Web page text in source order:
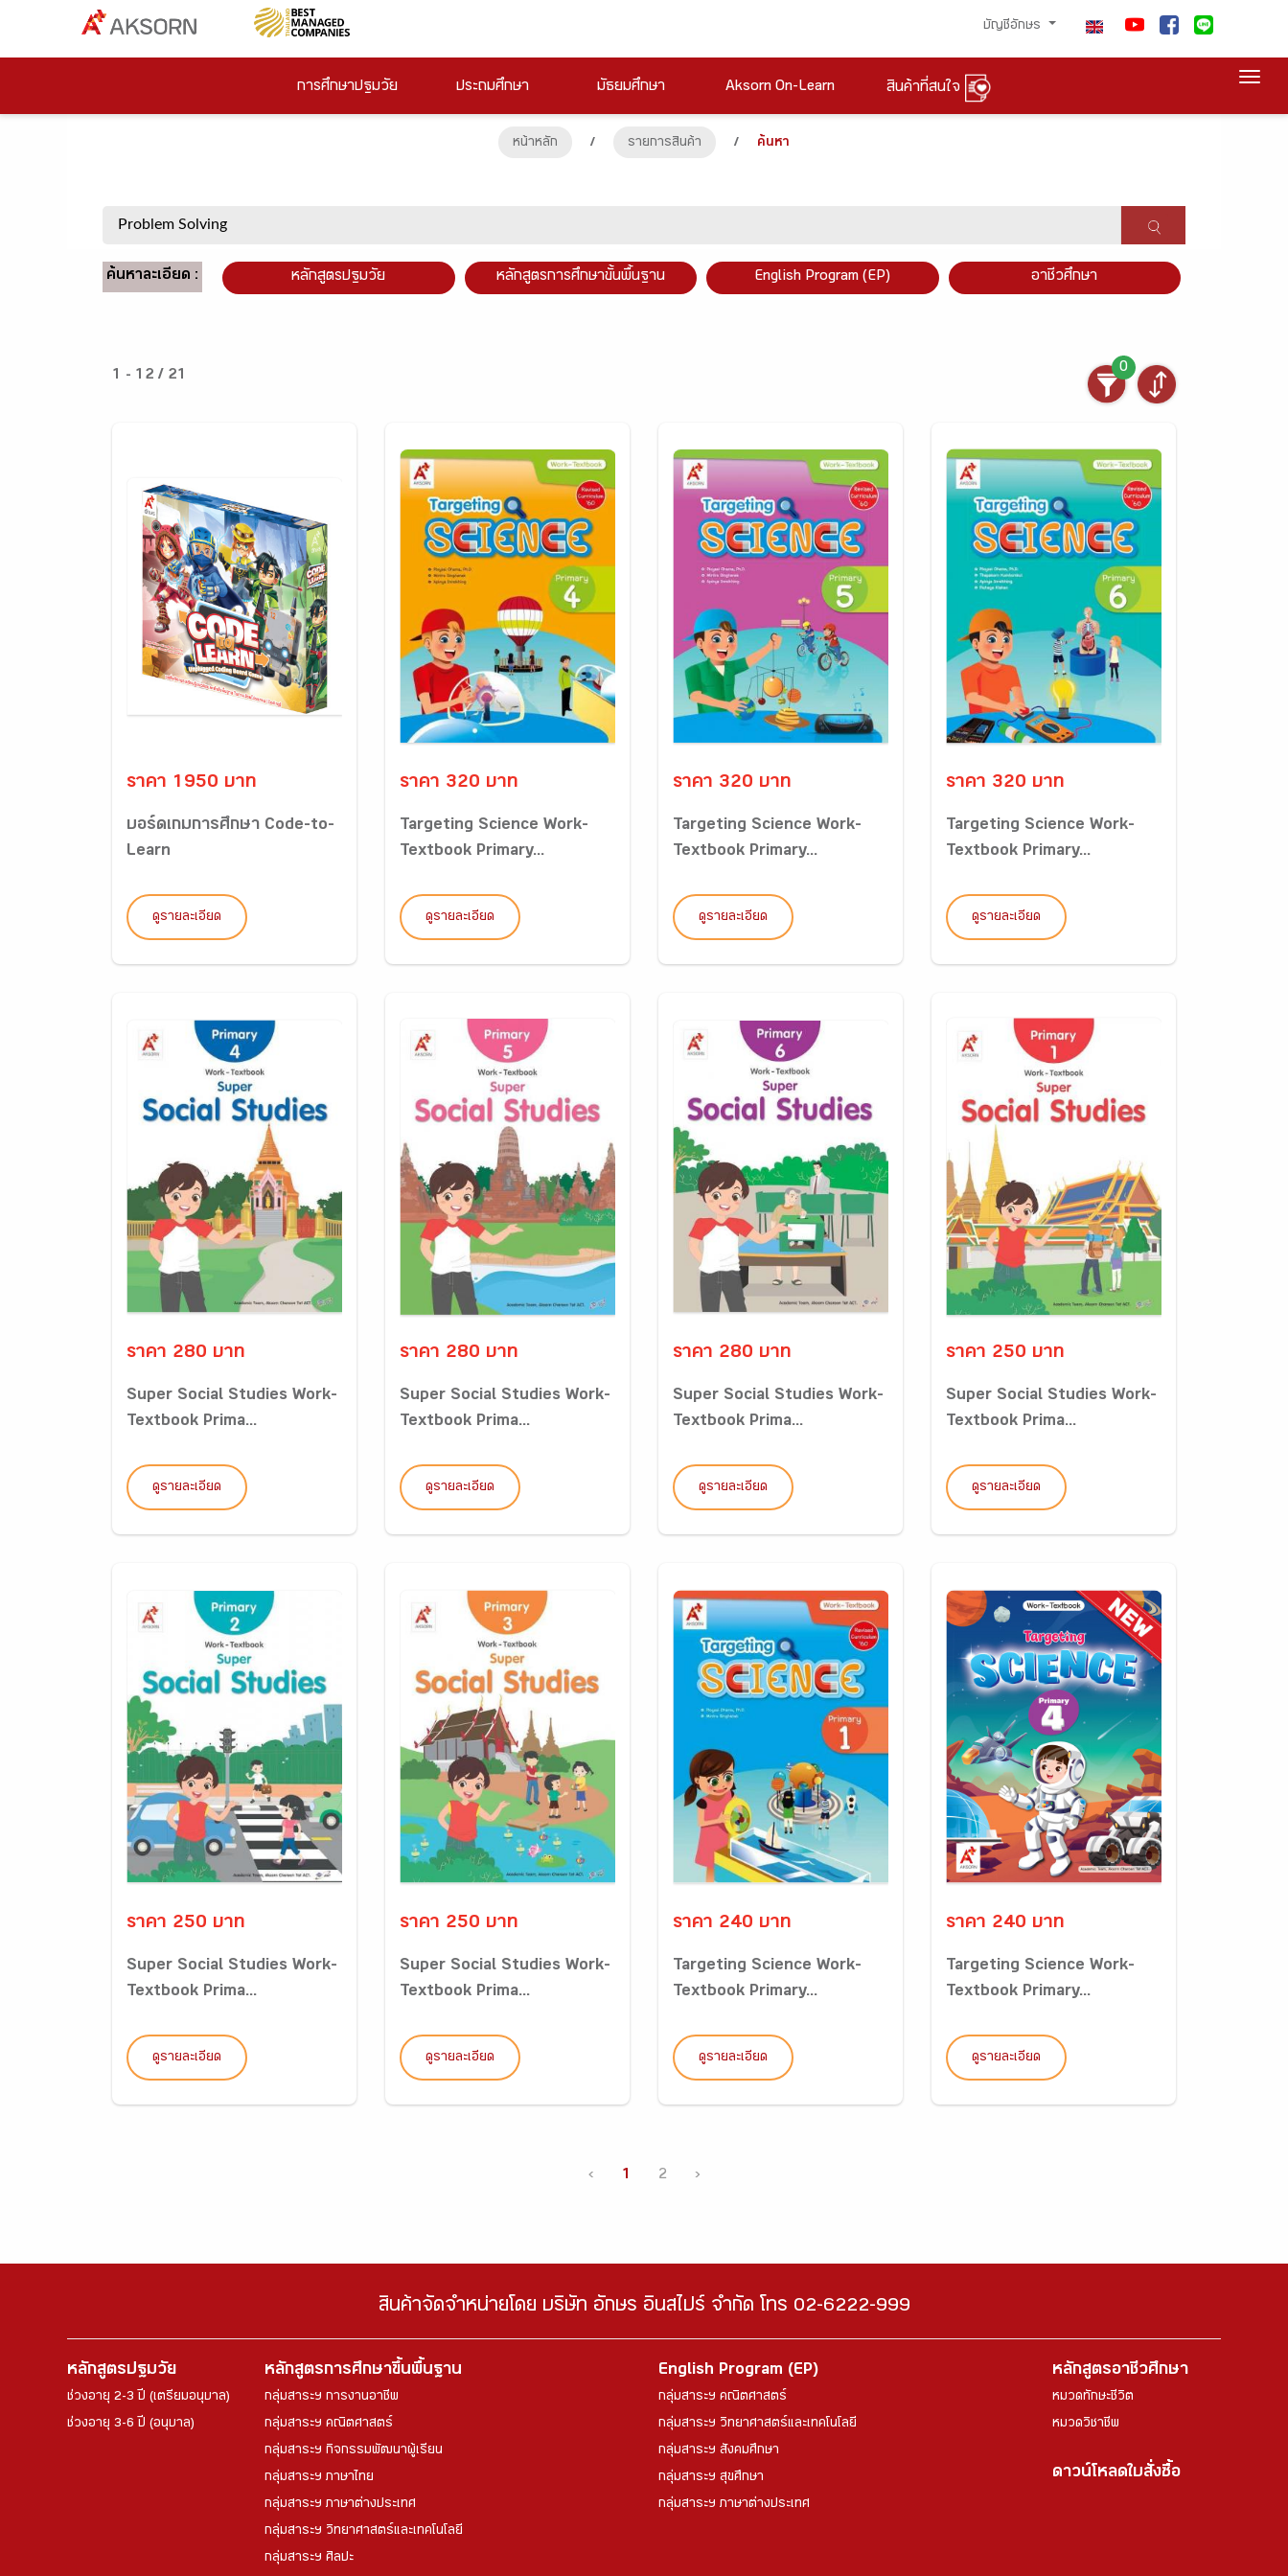
บัญชีอักษร
การศึกษาปฐมวัย ประถมศึกษา มัธยมศึกษา Aksorn On-Learn สินค้าที่สนใจ
หน้าหลัก / รายการสินค้า / ค้นหา
ค้นหาละเอียด : หลักสูตรปฐมวัย หลักสูตรการศึกษาขั้นพื้นฐาน English Program (EP) อาชีวศึกษา
1 - 12 / 21
0
ราคา 1950 บาท
บอร์ดเกมการศึกษา Code-to-
Learn
ดูรายละเอียด
ราคา 320 บาท
Targeting Science Work-
Textbook Primary...
ดูรายละเอียด
ราคา 320 บาท
Targeting Science Work-
Textbook Primary...
ดูรายละเอียด
ราคา 320 บาท
Targeting Science Work-
Textbook Primary...
ดูรายละเอียด
ราคา 280 บาท
Super Social Studies Work-
Textbook Prima...
ดูรายละเอียด
ราคา 280 บาท
Super Social Studies Work-
Textbook Prima...
ดูรายละเอียด
ราคา 280 บาท
Super Social Studies Work-
Textbook Prima...
ดูรายละเอียด
ราคา 250 บาท
Super Social Studies Work-
Textbook Prima...
ดูรายละเอียด
ราคา 250 บาท
Super Social Studies Work-
Textbook Prima...
ดูรายละเอียด
ราคา 250 บาท
Super Social Studies Work-
Textbook Prima...
ดูรายละเอียด
ราคา 240 บาท
Targeting Science Work-
Textbook Primary...
ดูรายละเอียด
ราคา 240 บาท
Targeting Science Work-
Textbook Primary...
ดูรายละเอียด
‹ 1 2 ›
สินค้าจัดจำหน่ายโดย บริษัท อักษร อินสไปร์ จำกัด โทร 02-6222-999
หลักสูตรปฐมวัย
ช่วงอายุ 2-3 ปี (เตรียมอนุบาล)
ช่วงอายุ 3-6 ปี (อนุบาล)
หลักสูตรการศึกษาขึ้นพื้นฐาน
กลุ่มสาระฯ การงานอาชีพ
กลุ่มสาระฯ คณิตศาสตร์
กลุ่มสาระฯ กิจกรรมพัฒนาผู้เรียน
กลุ่มสาระฯ ภาษาไทย
กลุ่มสาระฯ ภาษาต่างประเทศ
กลุ่มสาระฯ วิทยาศาสตร์และเทคโนโลยี
กลุ่มสาระฯ ศิลปะ
English Program (EP)
กลุ่มสาระฯ คณิตศาสตร์
กลุ่มสาระฯ วิทยาศาสตร์และเทคโนโลยี
กลุ่มสาระฯ สังคมศึกษา
กลุ่มสาระฯ สุขศึกษา
กลุ่มสาระฯ ภาษาต่างประเทศ
หลักสูตรอาชีวศึกษา
หมวดทักษะชีวิต
หมวดวิชาชีพ
ดาวน์โหลดใบสั่งซื้อ